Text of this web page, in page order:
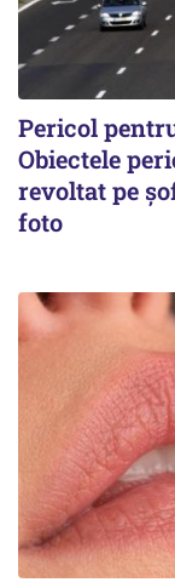
Pericol
Obiectele
revoltat pe
foto